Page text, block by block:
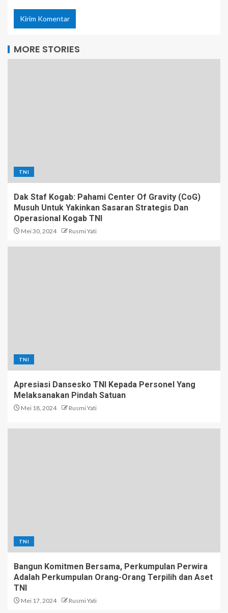
MORE STORIES
TNI
Dak Staf Kogab: Pahami Center Of Gravity (CoG)
Musuh Untuk Yakinkan Sasaran Strategis Dan
Operasional Kogab TNI
Mei 30, 2024 Rusmi Yati
TNI
Apresiasi Dansesko TNI Kepada Personel Yang
Melaksanakan Pindah Satuan
Mei 18, 2024 Rusmi Yati
TNI
Bangun Komitmen Bersama, Perkumpulan Perwira
Adalah Perkumpulan Orang-Orang Terpilih dan Aset
TNI
Mei 17, 2024 Rusmi Yati